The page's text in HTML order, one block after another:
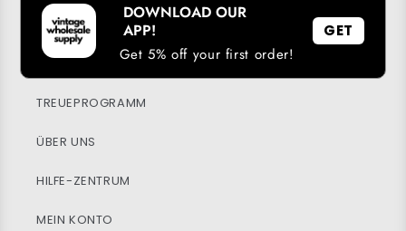
UNSERE APP HERUNTERLADEN
TREUEPROGRAMM
ÜBER UNS
HILFE-ZENTRUM
MEIN KONTO
DOWNLOAD OUR
APP!
Get 5% off your first order!
GET